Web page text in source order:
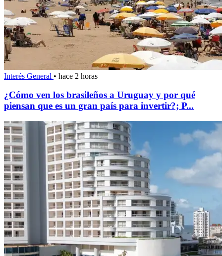
Interés General • hace 2 horas
¿Cómo ven los brasileños a Uruguay y por qué
piensan que es un gran país para invertir?; P...